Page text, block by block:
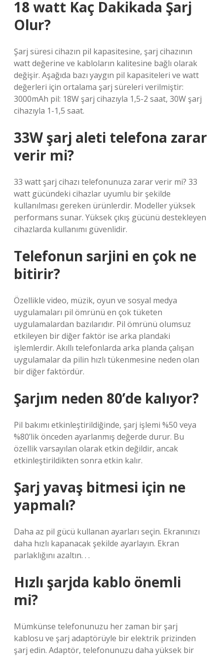
18 watt Kaç Dakikada Şarj
Olur?
Şarj süresi cihazın pil kapasitesine, şarj cihazının
watt değerine ve kabloların kalitesine bağlı olarak
değişir. Aşağıda bazı yaygın pil kapasiteleri ve watt
değerleri için ortalama şarj süreleri verilmiştir:
3000mAh pil: 18W şarj cihazıyla 1,5-2 saat, 30W şarj
cihazıyla 1-1,5 saat.
33W şarj aleti telefona zarar
verir mi?
33 watt şarj cihazı telefonunuza zarar verir mi? 33
watt gücündeki cihazlar uyumlu bir şekilde
kullanılması gereken ürünlerdir. Modeller yüksek
performans sunar. Yüksek çıkış gücünü destekleyen
cihazlarda kullanımı güvenlidir.
Telefonun sarjini en çok ne
bitirir?
Özellikle video, müzik, oyun ve sosyal medya
uygulamaları pil ömrünü en çok tüketen
uygulamalardan bazılarıdır. Pil ömrünü olumsuz
etkileyen bir diğer faktör ise arka plandaki
işlemlerdir. Akıllı telefonlarda arka planda çalışan
uygulamalar da pilin hızlı tükenmesine neden olan
bir diğer faktördür.
Şarjım neden 80’de kalıyor?
Pil bakımı etkinleştirildiğinde, şarj işlemi %50 veya
%80’lik önceden ayarlanmış değerde durur. Bu
özellik varsayılan olarak etkin değildir, ancak
etkinleştirildikten sonra etkin kalır.
Şarj yavaş bitmesi için ne
yapmalı?
Daha az pil gücü kullanan ayarları seçin. Ekranınızı
daha hızlı kapanacak şekilde ayarlayın. Ekran
parlaklığını azaltın. . .
Hızlı şarjda kablo önemli
mi?
Mümkünse telefonunuzu her zaman bir şarj
kablosu ve şarj adaptörüyle bir elektrik prizinden
şarj edin. Adaptör, telefonunuzu daha yüksek bir